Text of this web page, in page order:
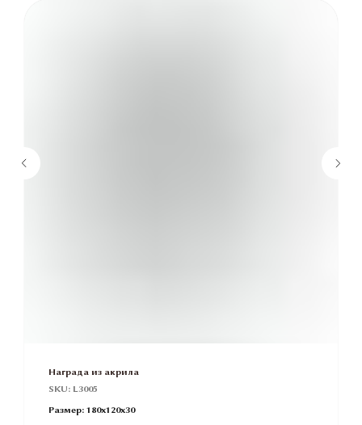
Награда из акрила
SKU: L3005
Размер: 180х120х30